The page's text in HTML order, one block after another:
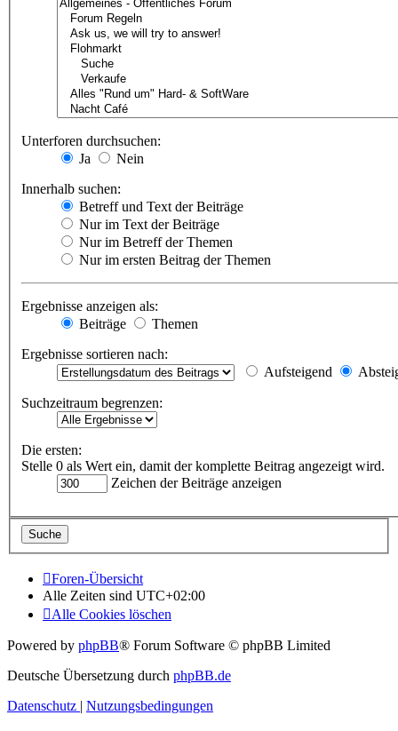
Unterforen durchsuchen:
Ja
Nein
Innerhalb suchen:
Betreff und Text der Beiträge
Nur im Text der Beiträge
Nur im Betreff der Themen
Nur im ersten Beitrag der Themen
Ergebnisse anzeigen als:
Beiträge
Themen
Ergebnisse sortieren nach:
Aufsteigend
Suchzeitraum begrenzen:
Die ersten:
Stelle 0 als Wert ein, damit der komplette Beitrag angezeigt wird.
Zeichen der Beiträge anzeigen
Foren-Übersicht
Alle Zeiten sind UTC+02:00
Alle Cookies löschen
Powered by phpBB® Forum Software © phpBB Limited
Deutsche Übersetzung durch phpBB.de
Datenschutz | Nutzungsbedingungen